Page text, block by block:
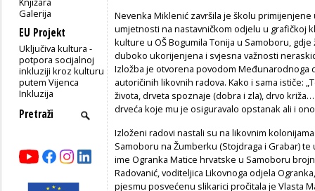
Galerija
EU Projekt
Uključiva kultura -
potpora socijalnoj
inkluziji kroz kulturu
putem Vijenca
Inkluzija
Nevenka Miklenić završila je školu
umjetnosti na nastavničkom odjelu u grafičkoj
kulture u OŠ Bogumila Tonija u Samoboru,
duboko ukorijenjena i svjesna važnosti
Izložba je otvorena povodom Međunarodnoga
autoričinih likovnih radova. Kako i sama ističe:
života, drveta spoznaje (dobra i zla), drvo
drveća koje mu je osiguravalo opstanak ali i
Izloženi radovi nastali su na likovnim
Samoboru na Žumberku (Stojdraga i Grabar)
ime Ogranka Matice hrvatske u Samoboru
Radovanić, voditeljica Likovnoga odjela
pjesmu posvećenu slikarici pročitala je Vlasta